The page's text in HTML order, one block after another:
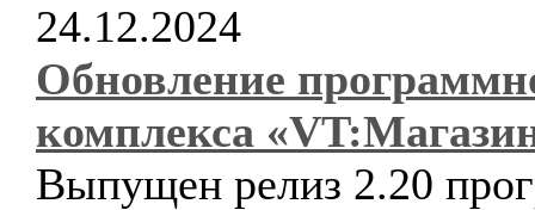
24.12.2024
Обновление
комплекса
Выпущен релиз 2.20